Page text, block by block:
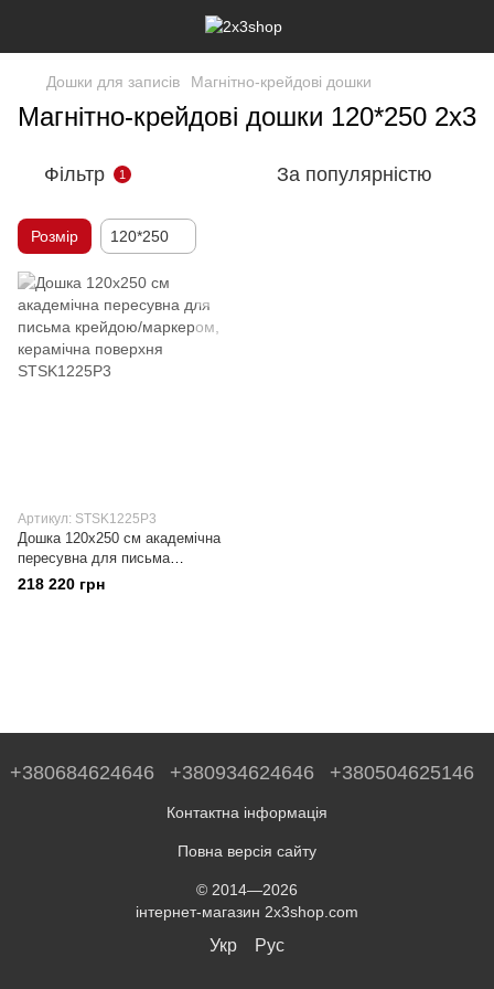
Дошки для записів Магнітно-крейдові дошки
Магнітно-крейдові дошки 120*250 2х3
Фільтр 1 За популярністю
Розмір 120*250
Артикул: STSK1225P3
Дошка 120x250 см академічна
пересувна для письма
крейдою/маркером, керамічна
218 220 грн
+380684624646 +380934624646 +380504625146
Контактна інформація
Повна версія сайту
© 2014—2026
інтернет-магазин 2x3shop.com
Укр Рус